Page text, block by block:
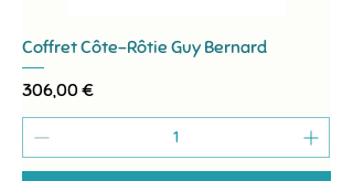
Coffret Côte-Rôtie Guy Bernard
Prix
306,00 €